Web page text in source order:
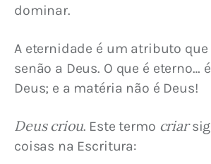
dominar.
A eternidade é um atributo que
senão a Deus. O que é eterno…
Deus; e a matéria não é Deus!
Deus criou. Este termo criar
coisas na Escritura: